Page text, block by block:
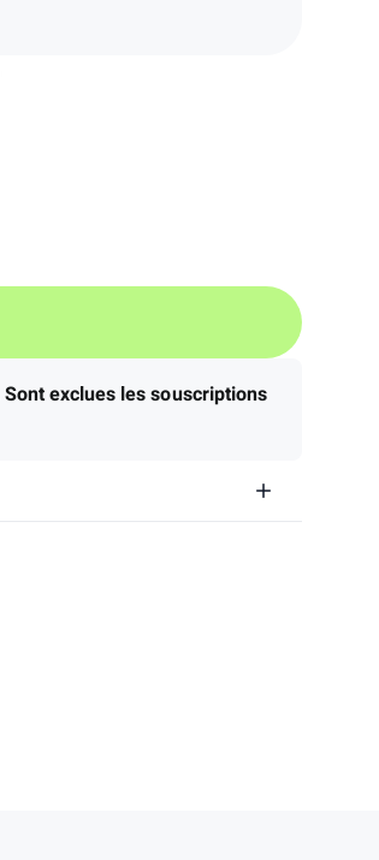
Sont exclues les souscriptions